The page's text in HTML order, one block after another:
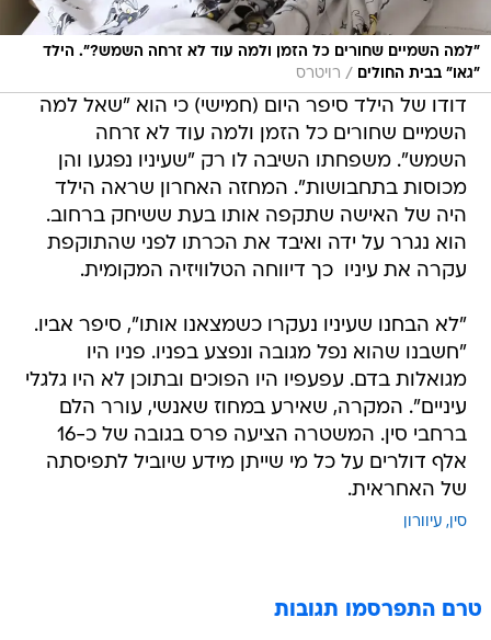
"למה השמיים שחורים כל הזמן ולמה עוד לא זרחה השמש?". הילד
"גאו" בבית החולים
/ רויטרס
דודו של הילד סיפר היום (חמישי) כי הוא "שאל למה
השמיים שחורים כל הזמן ולמה עוד לא זרחה
השמש". משפחתו השיבה לו רק "שעיניו נפגעו והן
מכוסות בתחבושות". המחזה האחרון שראה הילד
היה של האישה שתקפה אותו בעת ששיחק ברחוב.
הוא נגרר על ידה ואיבד את הכרתו לפני שהתוקפת
עקרה את עיניו  כך דיווחה הטלוויזיה המקומית.
"לא הבחנו שעיניו נעקרו כשמצאנו אותו", סיפר אביו.
"חשבנו שהוא נפל מגובה ונפצע בפניו. פניו היו
מגואלות בדם. עפעפיו היו הפוכים ובתוכן לא היו גלגלי
עיניים". המקרה, שאירע במחוז שאנשי, עורר הלם
ברחבי סין. המשטרה הציעה פרס בגובה של כ-16
אלף דולרים על כל מי שייתן מידע שיוביל לתפיסתה
של האחראית.
סין עיוורון
טרם התפרסמו תגובות